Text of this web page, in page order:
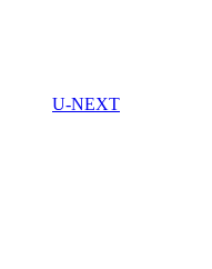
U-NEXT